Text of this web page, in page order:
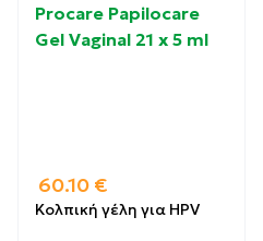
Procare Papilocare
Gel Vaginal 21 x 5 ml
60.10 €
Κολπική γέλη για HPV